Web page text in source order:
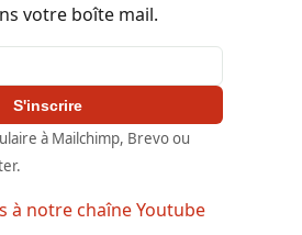
votre boîte mail.
S'inscrire
à Mailchimp, Brevo ou